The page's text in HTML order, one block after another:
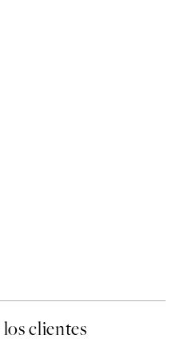
clientes